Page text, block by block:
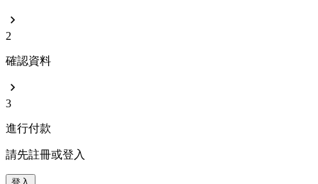
2
確認資料
3
進行付款
請先註冊或登入